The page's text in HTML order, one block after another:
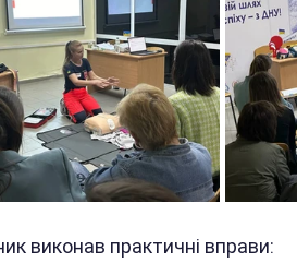
виконав практичні вправи: